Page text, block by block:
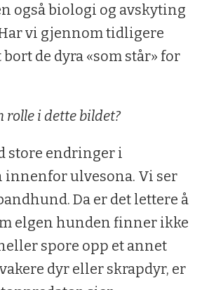
også biologi og avskyting
vi gjennom tidligere
de dyra «som står» for
rolle i dette bildet?
store endringer i
innenfor ulvesona. Vi ser
Da er det lettere å
elgen hunden finner ikke
spore opp et annet
dyr eller skrapdyr, er